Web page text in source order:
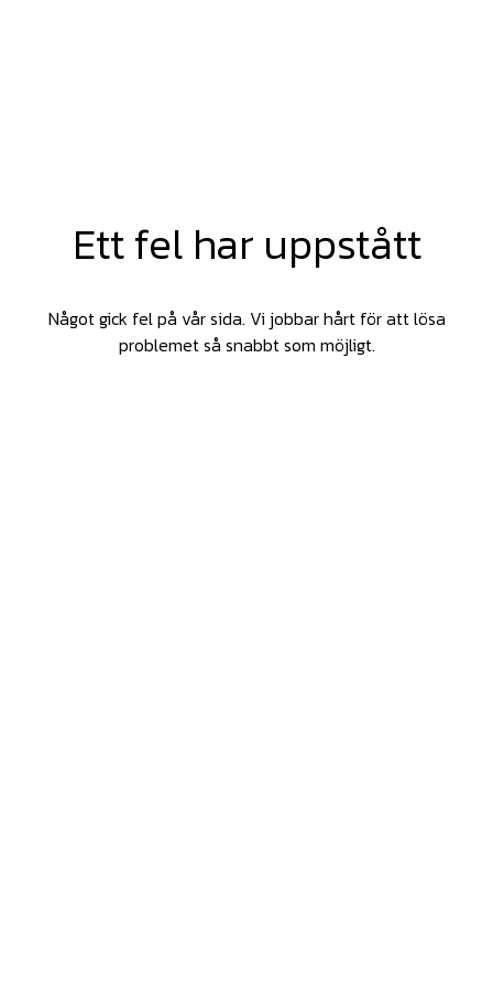
Ett fel har uppstått
Något gick fel på vår sida. Vi jobbar hårt för att lösa
problemet så snabbt som möjligt.